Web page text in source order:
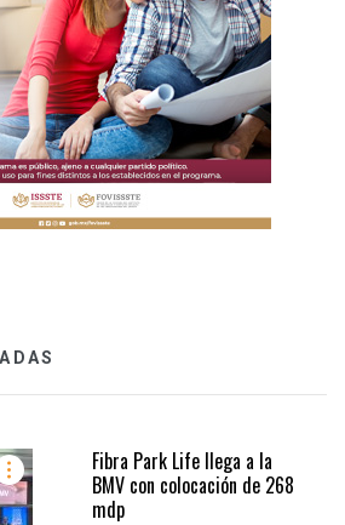
Fibra Park Life llega a la
BMV con colocación de 268
mdp